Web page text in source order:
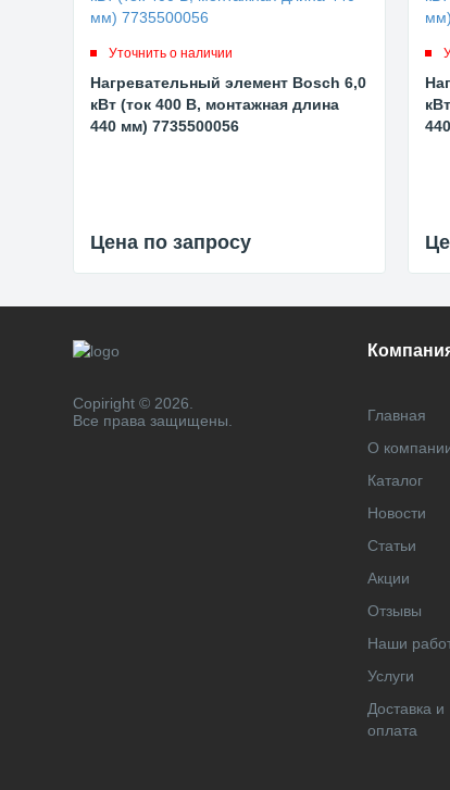
Уточнить о наличии
Нагревательный элемент Bosch 6,0
кВт (ток 400 В, монтажная длина
440 мм) 7735500056
Цена по запросу
Copiright © 2026.
Все права защищены.
Главная
О
Каталог
Новости
Статьи
Акции
Отзывы
Наши
Услуги
Доставка и
оплата